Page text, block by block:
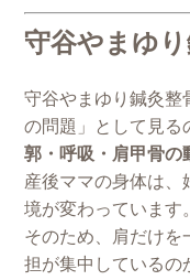
守谷やまゆ
守谷やまゆり鍼灸整
の問題」として見る
郭・呼吸・肩甲骨の
産後ママの身体は、
境が変わっています。
そのため、肩だけを
担が集中しているの